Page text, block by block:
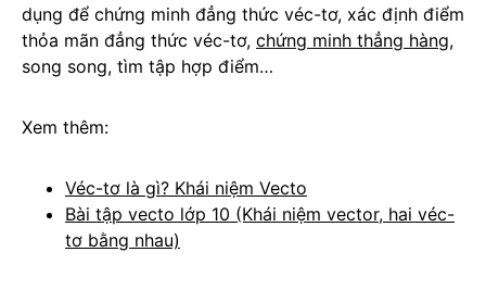
dụng để chứng minh đẳng thức véc-tơ, xác định điểm
thỏa mãn đẳng thức véc-tơ, chứng minh thẳng hàng,
song song, tìm tập hợp điểm…
Xem thêm:
Véc-tơ là gì? Khái niệm Vecto
Bài tập vecto lớp 10 (Khái niệm vector, hai véc-
tơ bằng nhau)